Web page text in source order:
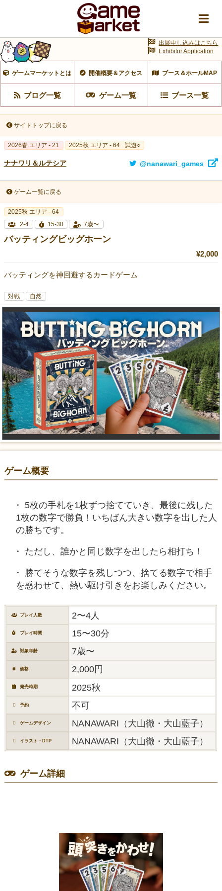
ゲームマーケットとは 開催概要＆アクセス ブース＆ホールMAP
ブログ一覧 ゲーム一覧 ブース一覧
出展申し込みはこちら
Exhibitor Application
サイトトップに戻る
2026春 エリア - 21 2025秋 エリア - 64 試遊○
ナナワリ＆ルテシア @nanawari_games
ゲーム一覧に戻る
2025秋 エリア - 64
2-4
15-30 7歳〜
バッティングビッグホーン
¥2,000
バッティングを神回避するカードゲーム
対戦 自然
ゲーム概要
5枚の手札を1枚ずつ捨てていき、最後に残した
1枚の数字で勝負！いちばん大きい数字を出した人
の勝ちです。
ただし、誰かと同じ数字を出したら相打ち！
勝てそうな数字を残しつつ、捨てる数字で相手
を惑わせて、熱い駆け引きをお楽しみください。
プレイ人数 2〜4人
プレイ時間 15〜30分
対象年齢 7歳〜
価格 2,000円
発売時期 2025秋
予約 不可
ゲームデザイン NANAWARI（大山徹・大山藍子）
イラスト・DTP NANAWARI（大山徹・大山藍子）
ゲーム詳細